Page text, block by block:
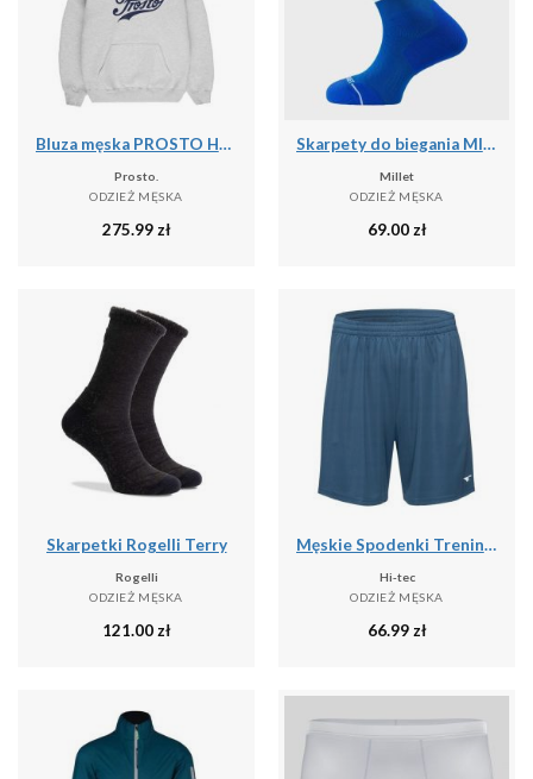
Bluza męska PROSTO Hoodie Aiz
Prosto.
ODZIEŻ MĘSKA
275.99 zł
Skarpety do biegania MILLET Intense Crew Socks M
Millet
ODZIEŻ MĘSKA
69.00 zł
Skarpetki Rogelli Terry
Rogelli
ODZIEŻ MĘSKA
121.00 zł
Męskie Spodenki Treningowe Hisam
Hi-tec
ODZIEŻ MĘSKA
66.99 zł